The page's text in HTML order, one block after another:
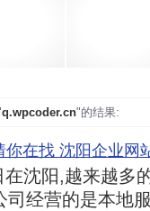
q.wpcoder.cn"的结果:
你在找 沈阳企业网
在沈阳,越来越多
司经营的是本地